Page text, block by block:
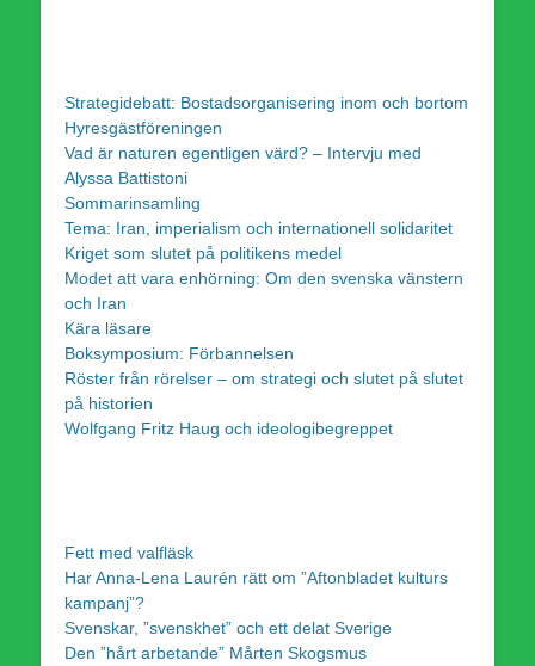
Strategidebatt: Bostadsorganisering inom och bortom
Hyresgästföreningen
Vad är naturen egentligen värd? – Intervju med
Alyssa Battistoni
Sommarinsamling
Tema: Iran, imperialism och internationell solidaritet
Kriget som slutet på politikens medel
Modet att vara enhörning: Om den svenska vänstern
och Iran
Kära läsare
Boksymposium: Förbannelsen
Röster från rörelser – om strategi och slutet på slutet
på historien
Wolfgang Fritz Haug och ideologibegreppet
Fett med valfläsk
Har Anna-Lena Laurén rätt om ”Aftonbladet kulturs
kampanj”?
Svenskar, ”svenskhet” och ett delat Sverige
Den ”hårt arbetande” Mårten Skogsmus